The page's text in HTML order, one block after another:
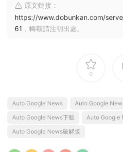
原文鏈接：
https://www.dobunkan.com/
61 ，轉載請注明出處。
0
Auto Google News
Auto Google
Auto Google News下載
Auto Google
Auto Google News破解版